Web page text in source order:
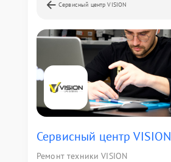
Сервисный центр VISION
Сервисный центр VISION
Ремонт техники VISION